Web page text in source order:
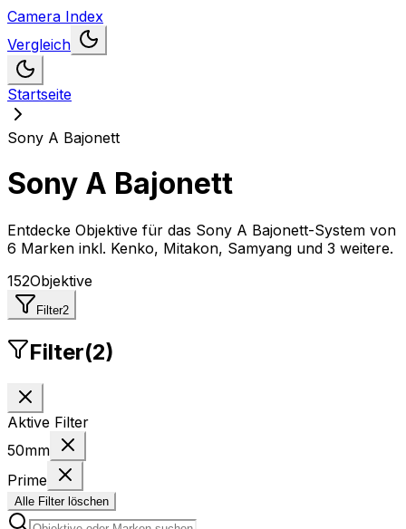
Camera Index
Vergleich
Startseite
Sony A Bajonett
Sony A Bajonett
Entdecke Objektive für das Sony A Bajonett-System von
6 Marken inkl. Kenko, Mitakon, Samyang und 3 weitere.
152Objektive
Filter2
Filter(2)
Aktive Filter
50mm
Prime
Alle Filter löschen